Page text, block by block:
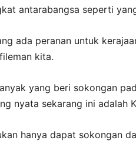
antarabangsa seperti
ada peranan untuk
kita.
yang beri sokongan
nyata sekarang ini adalah
hanya dapat sokongan